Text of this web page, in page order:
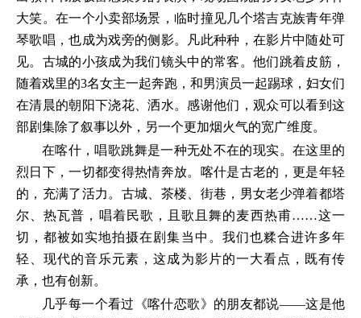
大笑。在一个小卖部场景，临时撞见几个塔吉克族青年弹
琴歌唱，也成为戏旁的侧影。凡此种种，在影片中随处可
见。古城的小孩成为我们镜头中的常客。他们跳着皮筋，
随着戏里的3名女主一起奔跑，和男演员一起踢球，妇女们
在清晨的朝阳下浇花、洒水。感谢他们，观众可以看到这
部剧集除了叙事以外，另一个更加烟火气的宽广维度。
在喀什，唱歌跳舞是一种无处不在的现实。在这里的
烈日下，一切都变得热情奔放。喀什是古老的，更是年轻
的，充满了活力。古城、茶楼、街巷，男女老少弹着都塔
尔、热瓦普，唱着民歌，且歌且舞的麦西热甫……这一
切，都被如实地拍摄在剧集当中。我们也糅合进许多年
轻、现代的音乐元素，这成为影片的一大看点，既有传
承，也有创新。
几乎每一个看过《喀什恋歌》的朋友都说——这是他